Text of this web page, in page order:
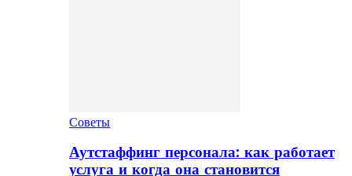
Советы
Аутстаффинг персонала: как работает
услуга и когда она становится